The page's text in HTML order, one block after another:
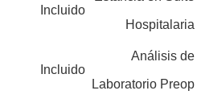
Hospitalaria
Incluido
Análisis de
Laboratorio Preop
Incluido